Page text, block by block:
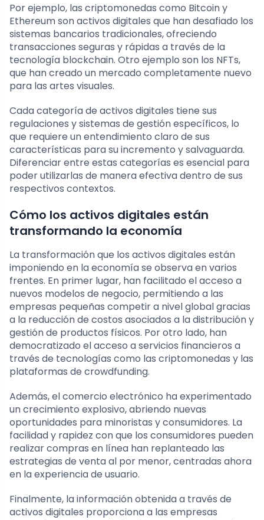
Por ejemplo, las criptomonedas como Bitcoin y
Ethereum son activos digitales que han desafiado los
sistemas bancarios tradicionales, ofreciendo
transacciones seguras y rápidas a través de la
tecnología blockchain. Otro ejemplo son los NFTs,
que han creado un mercado completamente nuevo
para las artes visuales.
Cada categoría de activos digitales tiene sus
regulaciones y sistemas de gestión específicos, lo
que requiere un entendimiento claro de sus
características para su incremento y salvaguarda.
Diferenciar entre estas categorías es esencial para
poder utilizarlas de manera efectiva dentro de sus
respectivos contextos.
Cómo los activos digitales están
transformando la economía
La transformación que los activos digitales están
imponiendo en la economía se observa en varios
frentes. En primer lugar, han facilitado el acceso a
nuevos modelos de negocio, permitiendo a las
empresas pequeñas competir a nivel global gracias
a la reducción de costos asociados a la distribución y
gestión de productos físicos. Por otro lado, han
democratizado el acceso a servicios financieros a
través de tecnologías como las criptomonedas y las
plataformas de crowdfunding.
Además, el comercio electrónico ha experimentado
un crecimiento explosivo, abriendo nuevas
oportunidades para minoristas y consumidores. La
facilidad y rapidez con que los consumidores pueden
realizar compras en línea han replanteado las
estrategias de venta al por menor, centradas ahora
en la experiencia de usuario.
Finalmente, la información obtenida a través de
activos digitales proporciona a las empresas